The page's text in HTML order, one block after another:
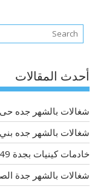
أحدث المقالات
شغالات بالشهر جده حى الرحاب
شغالات بالشهر جده بني مالك
خادمات كينيات بجدة 0577265649
شغالات بالشهر جدة الصفا